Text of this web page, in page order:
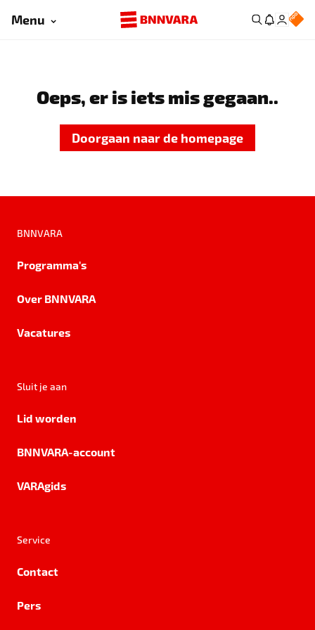
Menu
Oeps, er is iets mis gegaan..
Doorgaan naar de homepage
BNNVARA
Programma's
Over BNNVARA
Vacatures
Sluit je aan
Lid worden
BNNVARA-account
VARAgids
Service
Contact
Pers